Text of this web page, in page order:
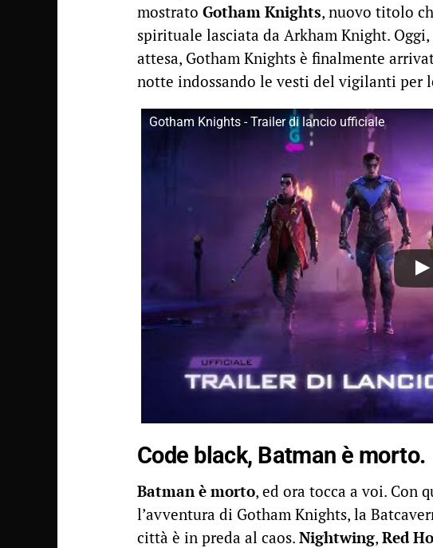
mostrato Gotham Knights, nuovo titolo
spirituale lasciata da Arkham Knight.
attesa, Gotham Knights è finalmente
notte indossando le vesti del vigilanti per
Gotham Knights - Trailer di lancio ufficiale
Code black, Batman è morto.
Batman è morto, ed ora tocca a voi. Con
l’avventura di Gotham Knights, la
città è in preda al caos. Nightwing, Red